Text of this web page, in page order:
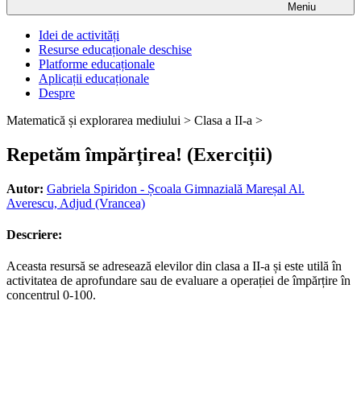
Meniu
Idei de activități
Resurse educaționale deschise
Platforme educaționale
Aplicații educaționale
Despre
Matematică și explorarea mediului > Clasa a II-a >
Repetăm împărțirea! (Exerciții)
Autor: Gabriela Spiridon - Școala Gimnazială Mareșal Al.
Averescu, Adjud (Vrancea)
Descriere:
Aceasta resursă se adresează elevilor din clasa a II-a și este utilă în
activitatea de aprofundare sau de evaluare a operației de împărțire în
concentrul 0-100.